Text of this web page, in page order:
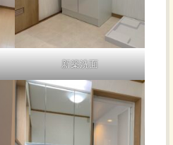
新築洗面